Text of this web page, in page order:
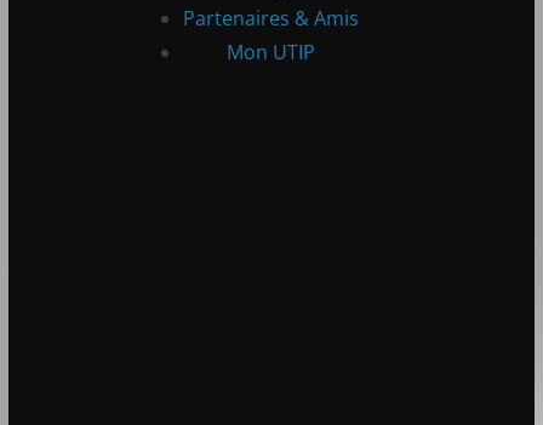
Partenaires & Amis
Mon UTIP